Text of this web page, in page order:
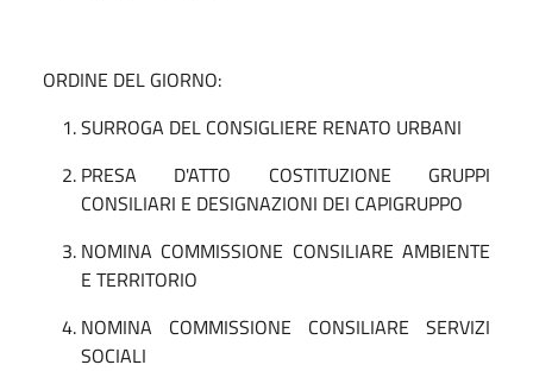
ORDINE DEL GIORNO:
SURROGA DEL CONSIGLIERE RENATO URBANI
PRESA D'ATTO COSTITUZIONE GRUPPI
CONSILIARI E DESIGNAZIONI DEI CAPIGRUPPO
NOMINA COMMISSIONE CONSILIARE AMBIENTE
E TERRITORIO
NOMINA COMMISSIONE CONSILIARE SERVIZI
SOCIALI